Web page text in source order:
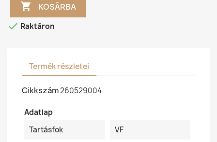
 KOSÁRBA
 Raktáron
Termék részletei
Cikkszám260529004
Adatlap
Tartásfok
VF